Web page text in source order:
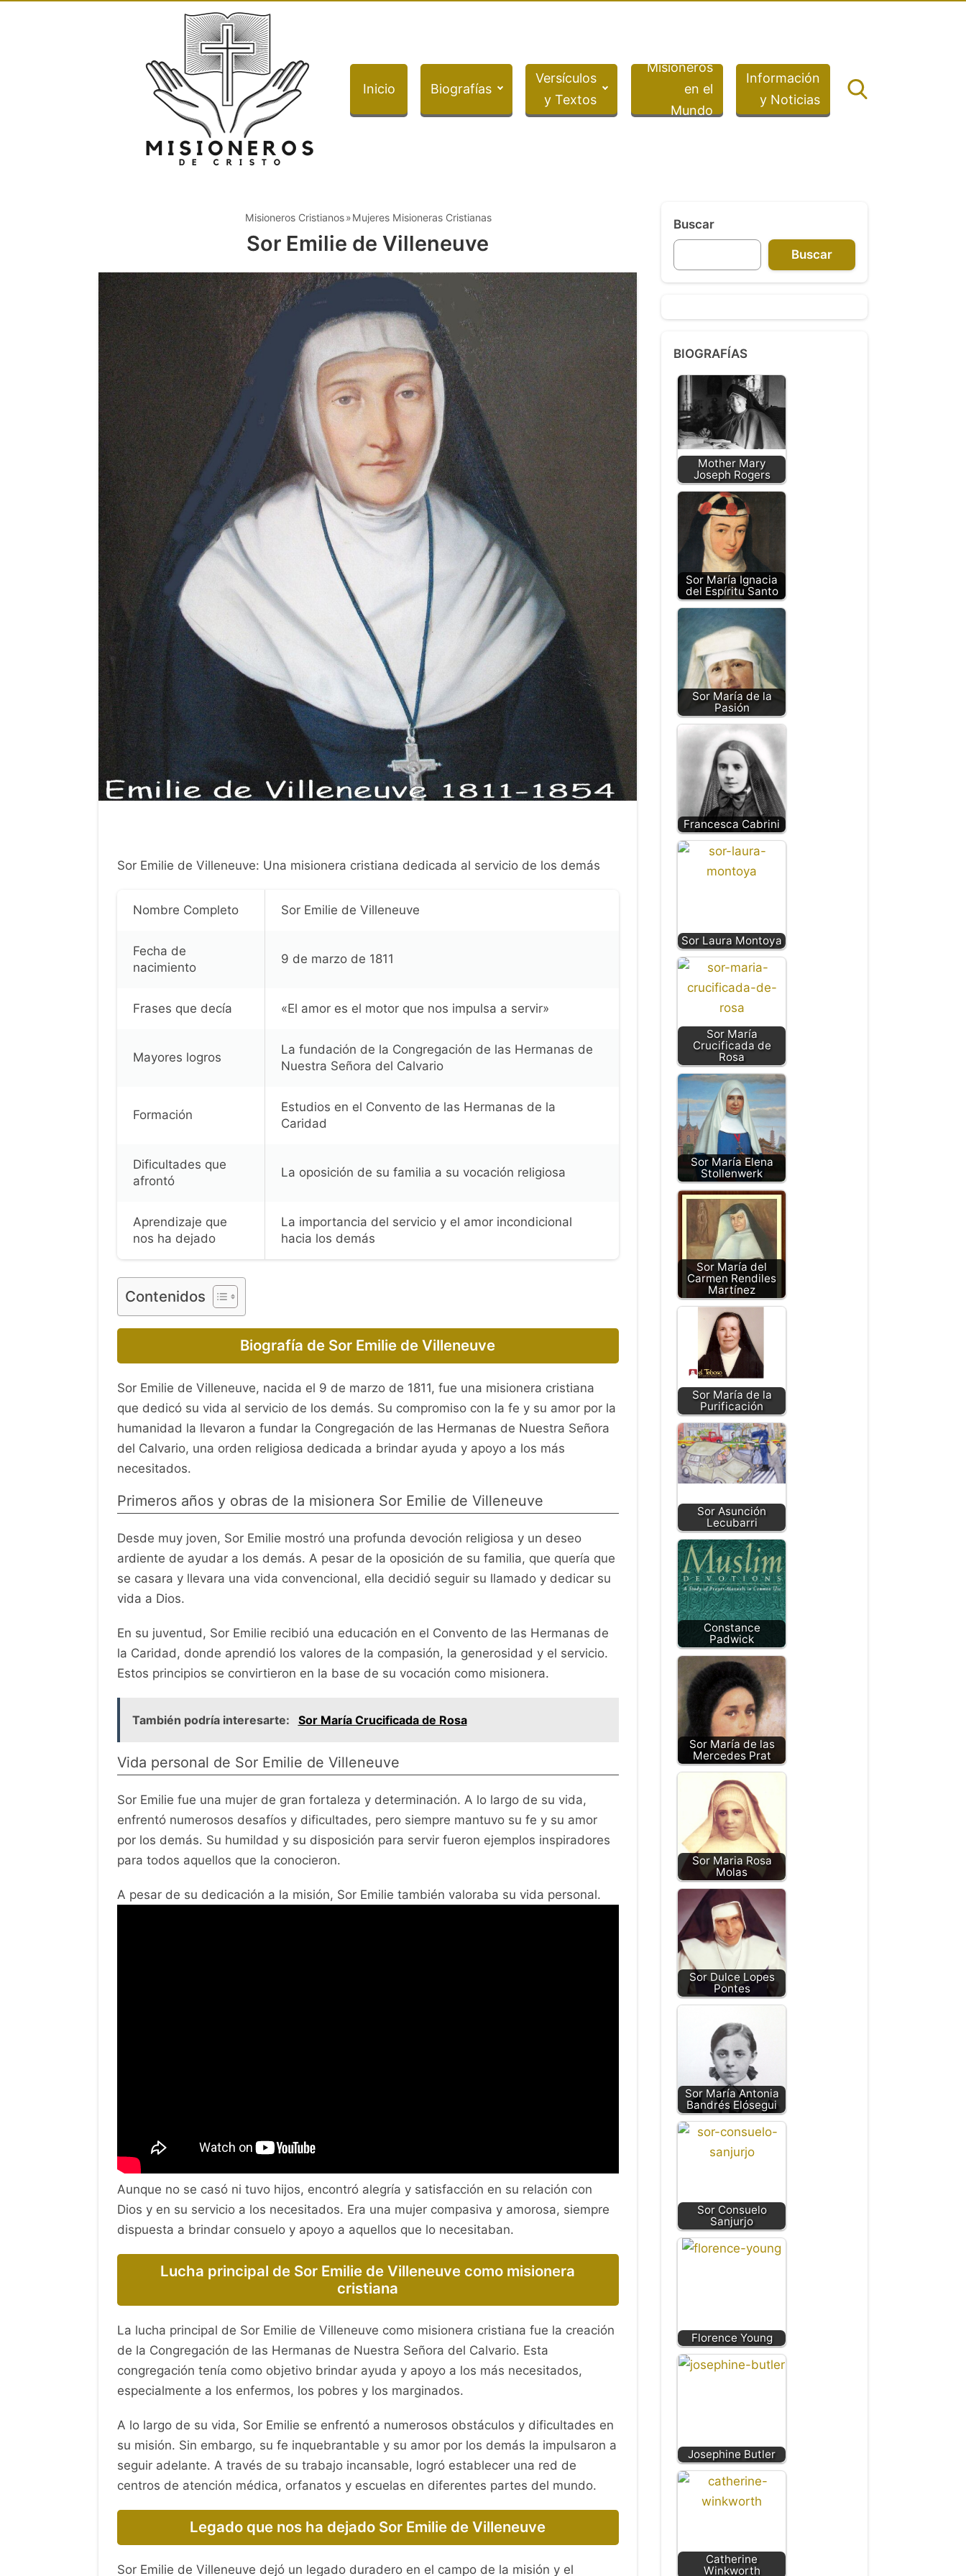
Inicio Biografías
Versículos
y Textos
Misioneros
en el
Mundo
Información
y Noticias
Misioneros Cristianos Mujeres Misioneras Cristianas
Sor Emilie de Villeneuve
Sor Emilie de Villeneuve: Una misionera cristiana dedicada al servicio de los demás
Nombre Completo Sor Emilie de Villeneuve
Fecha de
nacimiento
9 de marzo de 1811
Frases que decía «El amor es el motor que nos impulsa a servir»
Mayores logros
La fundación de la Congregación de las Hermanas de
Nuestra Señora del Calvario
Formación
Estudios en el Convento de las Hermanas de la
Caridad
Dificultades que
afrontó
La oposición de su familia a su vocación religiosa
Aprendizaje que
nos ha dejado
La importancia del servicio y el amor incondicional
hacia los demás
Contenidos
Biografía de Sor Emilie de Villeneuve
Sor Emilie de Villeneuve, nacida el 9 de marzo de 1811, fue una misionera cristiana
que dedicó su vida al servicio de los demás. Su compromiso con la fe y su amor por la
humanidad la llevaron a fundar la Congregación de las Hermanas de Nuestra Señora
del Calvario, una orden religiosa dedicada a brindar ayuda y apoyo a los más
necesitados.
Primeros años y obras de la misionera Sor Emilie de Villeneuve
Desde muy joven, Sor Emilie mostró una profunda devoción religiosa y un deseo
ardiente de ayudar a los demás. A pesar de la oposición de su familia, que quería que
se casara y llevara una vida convencional, ella decidió seguir su llamado y dedicar su
vida a Dios.
En su juventud, Sor Emilie recibió una educación en el Convento de las Hermanas de
la Caridad, donde aprendió los valores de la compasión, la generosidad y el servicio.
Estos principios se convirtieron en la base de su vocación como misionera.
También podría interesarte: Sor María Crucificada de Rosa
Vida personal de Sor Emilie de Villeneuve
Sor Emilie fue una mujer de gran fortaleza y determinación. A lo largo de su vida,
enfrentó numerosos desafíos y dificultades, pero siempre mantuvo su fe y su amor
por los demás. Su humildad y su disposición para servir fueron ejemplos inspiradores
para todos aquellos que la conocieron.
A pesar de su dedicación a la misión, Sor Emilie también valoraba su vida personal.
Aunque no se casó ni tuvo hijos, encontró alegría y satisfacción en su relación con
Dios y en su servicio a los necesitados. Era una mujer compasiva y amorosa, siempre
dispuesta a brindar consuelo y apoyo a aquellos que lo necesitaban.
Lucha principal de Sor Emilie de Villeneuve como misionera
cristiana
La lucha principal de Sor Emilie de Villeneuve como misionera cristiana fue la creación
de la Congregación de las Hermanas de Nuestra Señora del Calvario. Esta
congregación tenía como objetivo brindar ayuda y apoyo a los más necesitados,
especialmente a los enfermos, los pobres y los marginados.
A lo largo de su vida, Sor Emilie se enfrentó a numerosos obstáculos y dificultades en
su misión. Sin embargo, su fe inquebrantable y su amor por los demás la impulsaron a
seguir adelante. A través de su trabajo incansable, logró establecer una red de
centros de atención médica, orfanatos y escuelas en diferentes partes del mundo.
Legado que nos ha dejado Sor Emilie de Villeneuve
Sor Emilie de Villeneuve dejó un legado duradero en el campo de la misión y el
Buscar
Buscar
BIOGRAFÍAS
Mother Mary
Joseph Rogers
Sor María Ignacia
del Espíritu Santo
Sor María de la
Pasión
Francesca Cabrini
Sor Laura Montoya
Sor María
Crucificada de
Rosa
Sor María Elena
Stollenwerk
Sor María del
Carmen Rendiles
Martínez
Sor María de la
Purificación
Sor Asunción
Lecubarri
Constance
Padwick
Sor María de las
Mercedes Prat
Sor Maria Rosa
Molas
Sor Dulce Lopes
Pontes
Sor María Antonia
Bandrés Elósegui
Sor Consuelo
Sanjurjo
Florence Young
Josephine Butler
Catherine
Winkworth